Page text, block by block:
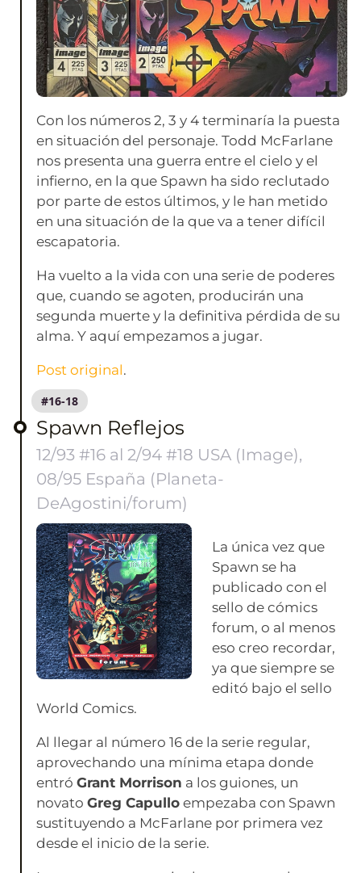
Con los números 2, 3 y 4 terminaría la puesta
en situación del personaje. Todd McFarlane
nos presenta una guerra entre el cielo y el
infierno, en la que Spawn ha sido reclutado
por parte de estos últimos, y le han metido
en una situación de la que va a tener difícil
escapatoria.
Ha vuelto a la vida con una serie de poderes
que, cuando se agoten, producirán una
segunda muerte y la definitiva pérdida de su
alma. Y aquí empezamos a jugar.
Post original.
#16-18
Spawn Reflejos
12/93 #16 al 2/94 #18 USA (Image),
08/95 España (Planeta-
DeAgostini/forum)
La única vez que
Spawn se ha
publicado con el
sello de cómics
forum, o al menos
eso creo recordar,
ya que siempre se
editó bajo el sello
World Comics.
Al llegar al número 16 de la serie regular,
aprovechando una mínima etapa donde
entró Grant Morrison a los guiones, un
novato Greg Capulloempezaba con Spawn
sustituyendo a McFarlane por primera vez
desde el inicio de la serie.